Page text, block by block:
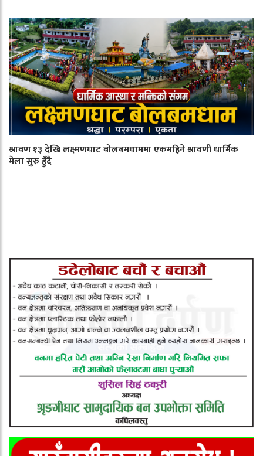
श्रावण १३ देखि लक्ष्मणघाट बोलबमधाममा एकमहिने श्रावणी धार्मिक
मेला सुरु हुँदै